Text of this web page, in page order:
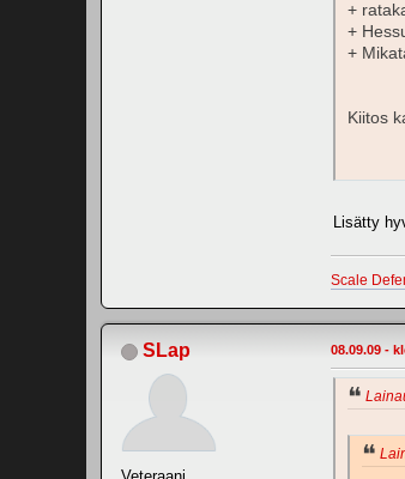
+
+
+
Kiitos
Lisätty
Scale
SLap 08.09.09 -